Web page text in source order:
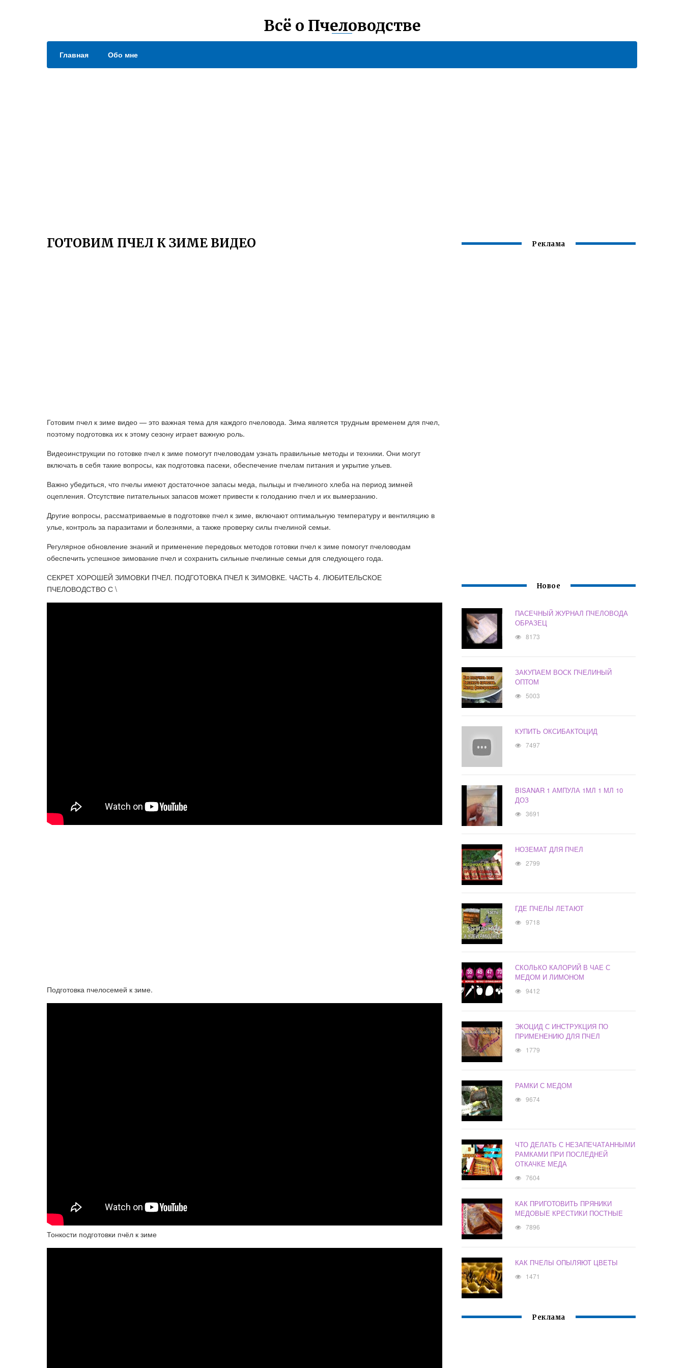
Всё о Пчеловодстве
Главная Обо мне
ГОТОВИМ ПЧЕЛ К ЗИМЕ ВИДЕО
Готовим пчел к зиме видео — это важная тема для каждого пчеловода. Зима является трудным временем для пчел,
поэтому подготовка их к этому сезону играет важную роль.
Видеоинструкции по готовке пчел к зиме помогут пчеловодам узнать правильные методы и техники. Они могут
включать в себя такие вопросы, как подготовка пасеки, обеспечение пчелам питания и укрытие ульев.
Важно убедиться, что пчелы имеют достаточное запасы меда, пыльцы и пчелиного хлеба на период зимней
оцепления. Отсутствие питательных запасов может привести к голоданию пчел и их вымерзанию.
Другие вопросы, рассматриваемые в подготовке пчел к зиме, включают оптимальную температуру и вентиляцию в
улье, контроль за паразитами и болезнями, а также проверку силы пчелиной семьи.
Регулярное обновление знаний и применение передовых методов готовки пчел к зиме помогут пчеловодам
обеспечить успешное зимование пчел и сохранить сильные пчелиные семьи для следующего года.
СЕКРЕТ ХОРОШЕЙ ЗИМОВКИ ПЧЕЛ. ПОДГОТОВКА ПЧЕЛ К ЗИМОВКЕ. ЧАСТЬ 4. ЛЮБИТЕЛЬСКОЕ
ПЧЕЛОВОДСТВО С \
Подготовка пчелосемей к зиме.
Тонкости подготовки пчёл к зиме
Реклама
Новое
ПАСЕЧНЫЙ ЖУРНАЛ ПЧЕЛОВОДА
ОБРАЗЕЦ
8173
ЗАКУПАЕМ ВОСК ПЧЕЛИНЫЙ
ОПТОМ
5003
КУПИТЬ ОКСИБАКТОЦИД
7497
BISANAR 1 АМПУЛА 1МЛ 1 МЛ 10
ДОЗ
3691
НОЗЕМАТ ДЛЯ ПЧЕЛ
2799
ГДЕ ПЧЕЛЫ ЛЕТАЮТ
9718
СКОЛЬКО КАЛОРИЙ В ЧАЕ С
МЕДОМ И ЛИМОНОМ
9412
ЭКОЦИД С ИНСТРУКЦИЯ ПО
ПРИМЕНЕНИЮ ДЛЯ ПЧЕЛ
1779
РАМКИ С МЕДОМ
9674
ЧТО ДЕЛАТЬ С НЕЗАПЕЧАТАННЫМИ
РАМКАМИ ПРИ ПОСЛЕДНЕЙ
ОТКАЧКЕ МЕДА
7604
КАК ПРИГОТОВИТЬ ПРЯНИКИ
МЕДОВЫЕ КРЕСТИКИ ПОСТНЫЕ
7896
КАК ПЧЕЛЫ ОПЫЛЯЮТ ЦВЕТЫ
1471
Реклама